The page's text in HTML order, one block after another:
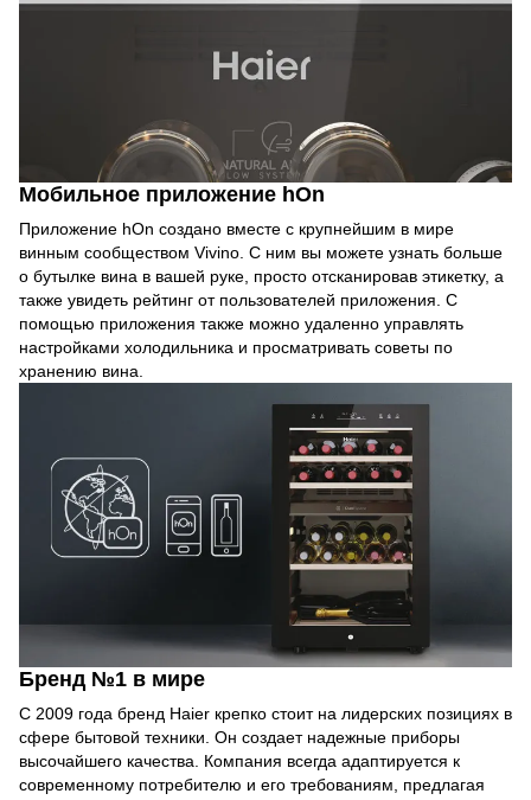
Мобильное приложение hOn
Приложение hOn создано вместе с крупнейшим в мире
винным сообществом Vivino. С ним вы можете узнать больше
о бутылке вина в вашей руке, просто отсканировав этикетку, а
также увидеть рейтинг от пользователей приложения. С
помощью приложения также можно удаленно управлять
настройками холодильника и просматривать советы по
хранению вина.
Бренд №1 в мире
С 2009 года бренд Haier крепко стоит на лидерских позициях в
сфере бытовой техники. Он создает надежные приборы
высочайшего качества. Компания всегда адаптируется к
современному потребителю и его требованиям, предлагая